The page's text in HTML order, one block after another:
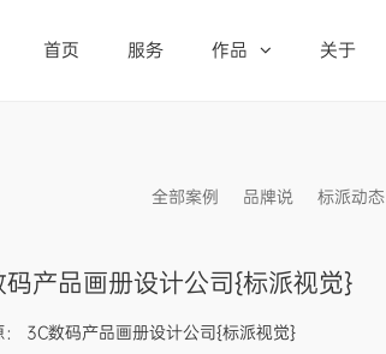
首页 服务 作品 关于
全部案例 品牌说 标派动态
产品画册设计公司{标派视觉}
数码产品画册设计公司{标派视觉}